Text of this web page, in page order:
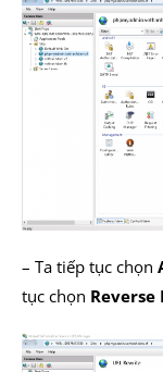
– Ta tiếp tục chọn
tục chọn Reverse